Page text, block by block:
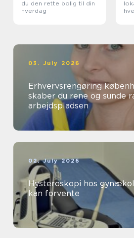
du den rette bolig til din
hverdag
03. July 2026
Erhvervsrengøring københavn
skaber du rene og sunde
arbejdspladsen
02. July 2026
Hysteroskopi hos
kan forvente